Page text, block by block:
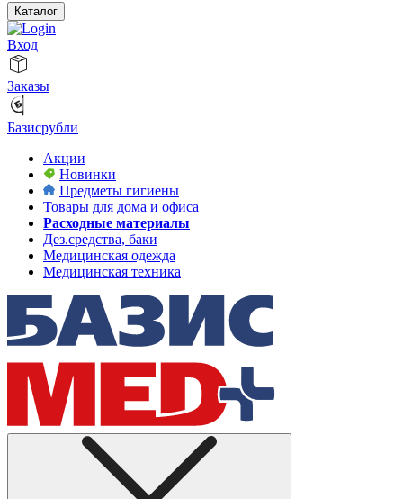
Каталог
Вход
Заказы
Базисрубли
Акции
Новинки
Предметы гигиены
Товары для дома и офиса
Расходные материалы
Дез.средства, баки
Медицинская одежда
Медицинская техника